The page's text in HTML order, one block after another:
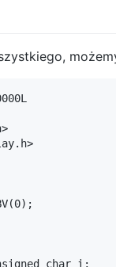
kwarcu */
delay.h> */